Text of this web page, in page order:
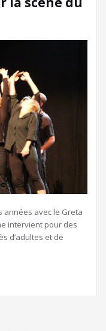
années avec le Greta
intervient pour des
d’adultes et de